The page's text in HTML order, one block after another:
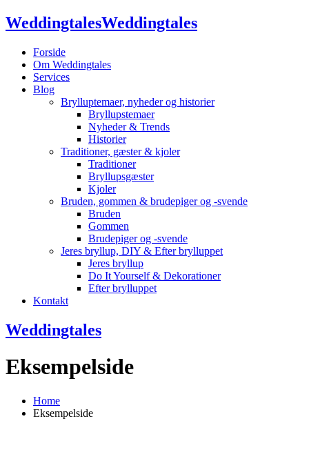
WeddingtalesWeddingtales
Forside
Om Weddingtales
Services
Blog
Brylluptemaer, nyheder og historier
Bryllupstemaer
Nyheder & Trends
Historier
Traditioner, gæster & kjoler
Traditioner
Bryllupsgæster
Kjoler
Bruden, gommen & brudepiger og -svende
Bruden
Gommen
Brudepiger og -svende
Jeres bryllup, DIY & Efter brylluppet
Jeres bryllup
Do It Yourself & Dekorationer
Efter brylluppet
Kontakt
Weddingtales
Eksempelside
Home
Eksempelside